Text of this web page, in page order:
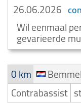
26.06.2026
Wil eenmaal
gevarieerde
0 km
Bemmel
Contrabassist